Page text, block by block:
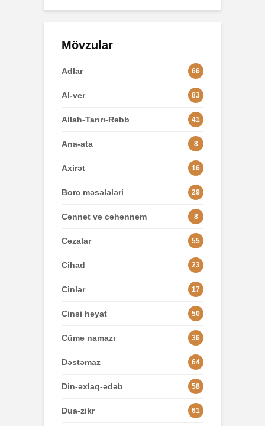
Mövzular
Adlar 66
Al-ver 83
Allah-Tanrı-Rəbb 41
Ana-ata 8
Axirət 16
Borc məsələləri 29
Cənnət və cəhənnəm 8
Cəzalar 55
Cihad 23
Cinlər 17
Cinsi həyat 50
Cümə namazı 36
Dəstəmaz 64
Din-əxlaq-ədəb 58
Dua-zikr 61